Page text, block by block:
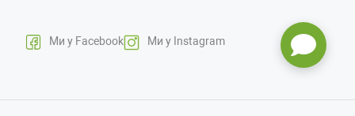
Ми у Facebook Ми у Instagram